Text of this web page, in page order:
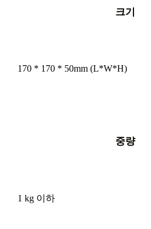
크기
170 * 170 * 50mm (L*W*H)
중량
1 kg 이하